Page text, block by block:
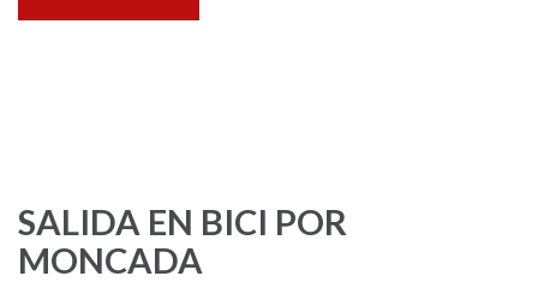
SALIDA EN BICI POR
MONCADA